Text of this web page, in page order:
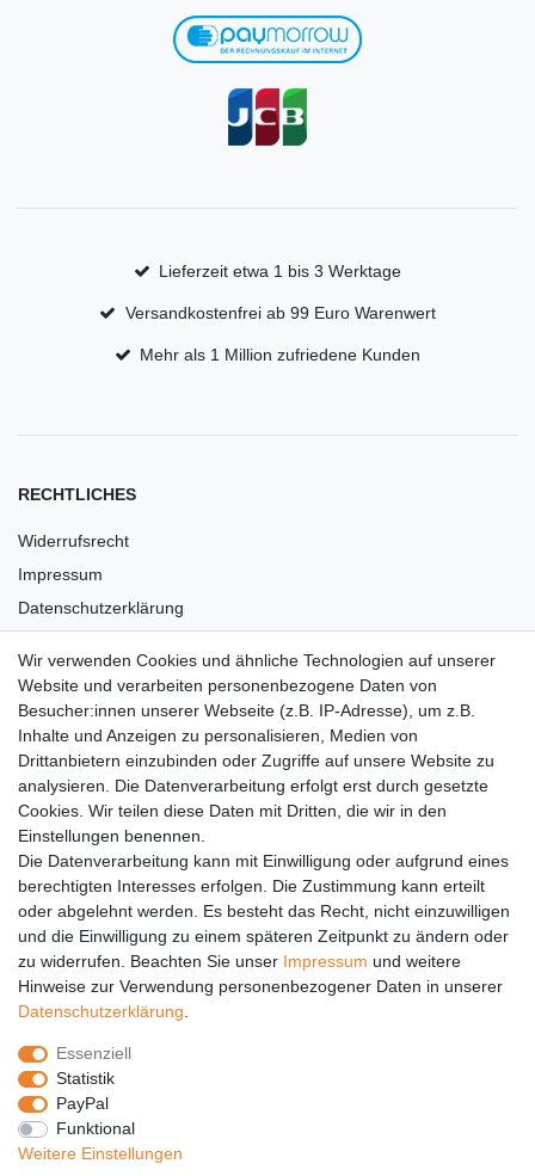
Lieferzeit etwa 1 bis 3 Werktage
Versandkostenfrei ab 99 Euro Warenwert
Mehr als 1 Million zufriedene Kunden
RECHTLICHES
Widerrufsrecht
Impressum
Datenschutzerklärung
Versandkosten
Barrierefreiheit
Anleitungen
Vertrag widerrufen
PARTNER
DHL
GLS
PaketPLUS
SPONSORING
Malchower SV 90
Malchower Wölfe
ZERTIFIKATE
Wir verwenden Cookies und ähnliche Technologien auf unserer
Website und verarbeiten personenbezogene Daten von
Besucher:innen unserer Webseite (z.B. IP-Adresse), um z.B.
Inhalte und Anzeigen zu personalisieren, Medien von
Drittanbietern einzubinden oder Zugriffe auf unsere Website zu
analysieren. Die Datenverarbeitung erfolgt erst durch gesetzte
Cookies. Wir teilen diese Daten mit Dritten, die wir in den
Einstellungen benennen.
Die Datenverarbeitung kann mit Einwilligung oder aufgrund eines
berechtigten Interesses erfolgen. Die Zustimmung kann erteilt
oder abgelehnt werden. Es besteht das Recht, nicht einzuwilligen
und die Einwilligung zu einem späteren Zeitpunkt zu ändern oder
zu widerrufen. Beachten Sie unser Impressum und weitere
Hinweise zur Verwendung personenbezogener Daten in unserer
Daten­schutz­erklärung
Essenziell
Statistik
PayPal
Funktional
Weitere Einstellungen